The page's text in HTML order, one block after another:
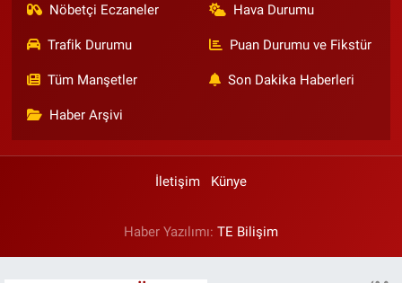
Nöbetçi Eczaneler Hava Durumu
Trafik Durumu Puan Durumu ve Fikstür
Tüm Manşetler Son Dakika Haberleri
Haber Arşivi
İletişim Künye
Haber Yazılımı: TE Bilişim